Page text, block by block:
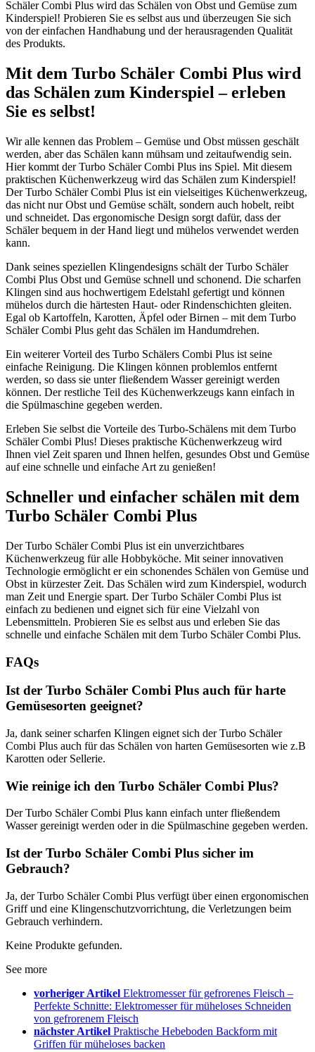
Schäler Combi Plus wird das Schälen von Obst und Gemüse zum
Kinderspiel! Probieren Sie es selbst aus und überzeugen Sie sich
von der einfachen Handhabung und der herausragenden Qualität
des Produkts.
Mit dem Turbo Schäler Combi Plus wird
das Schälen zum Kinderspiel – erleben
Sie es selbst!
Wir alle kennen das Problem – Gemüse und Obst müssen geschält
werden, aber das Schälen kann mühsam und zeitaufwendig sein.
Hier kommt der Turbo Schäler Combi Plus ins Spiel. Mit diesem
praktischen Küchenwerkzeug wird das Schälen zum Kinderspiel!
Der Turbo Schäler Combi Plus ist ein vielseitiges Küchenwerkzeug,
das nicht nur Obst und Gemüse schält, sondern auch hobelt, reibt
und schneidet. Das ergonomische Design sorgt dafür, dass der
Schäler bequem in der Hand liegt und mühelos verwendet werden
kann.
Dank seines speziellen Klingendesigns schält der Turbo Schäler
Combi Plus Obst und Gemüse schnell und schonend. Die scharfen
Klingen sind aus hochwertigem Edelstahl gefertigt und können
mühelos durch die härtesten Haut- oder Rindenschichten gleiten.
Egal ob Kartoffeln, Karotten, Äpfel oder Birnen – mit dem Turbo
Schäler Combi Plus geht das Schälen im Handumdrehen.
Ein weiterer Vorteil des Turbo Schälers Combi Plus ist seine
einfache Reinigung. Die Klingen können problemlos entfernt
werden, so dass sie unter fließendem Wasser gereinigt werden
können. Der restliche Teil des Küchenwerkzeugs kann einfach in
die Spülmaschine gegeben werden.
Erleben Sie selbst die Vorteile des Turbo-Schälens mit dem Turbo
Schäler Combi Plus! Dieses praktische Küchenwerkzeug wird
Ihnen viel Zeit sparen und Ihnen helfen, gesundes Obst und Gemüse
auf eine schnelle und einfache Art zu genießen!
Schneller und einfacher schälen mit dem
Turbo Schäler Combi Plus
Der Turbo Schäler Combi Plus ist ein unverzichtbares
Küchenwerkzeug für alle Hobbyköche. Mit seiner innovativen
Technologie ermöglicht er ein schonendes Schälen von Gemüse und
Obst in kürzester Zeit. Das Schälen wird zum Kinderspiel, wodurch
man Zeit und Energie spart. Der Turbo Schäler Combi Plus ist
einfach zu bedienen und eignet sich für eine Vielzahl von
Lebensmitteln. Probieren Sie es selbst aus und erleben Sie das
schnelle und einfache Schälen mit dem Turbo Schäler Combi Plus.
FAQs
Ist der Turbo Schäler Combi Plus auch für harte
Gemüsesorten geeignet?
Ja, dank seiner scharfen Klingen eignet sich der Turbo Schäler
Combi Plus auch für das Schälen von harten Gemüsesorten wie z.B
Karotten oder Sellerie.
Wie reinige ich den Turbo Schäler Combi Plus?
Der Turbo Schäler Combi Plus kann einfach unter fließendem
Wasser gereinigt werden oder in die Spülmaschine gegeben werden.
Ist der Turbo Schäler Combi Plus sicher im
Gebrauch?
Ja, der Turbo Schäler Combi Plus verfügt über einen ergonomischen
Griff und eine Klingenschutzvorrichtung, die Verletzungen beim
Gebrauch verhindern.
Keine Produkte gefunden.
See more
vorheriger Artikel Elektromesser für gefrorenes Fleisch –
Perfekte Schnitte: Elektromesser für müheloses Schneiden
von gefrorenem Fleisch
nächster Artikel Praktische Hebeboden Backform mit
Griffen für müheloses backen